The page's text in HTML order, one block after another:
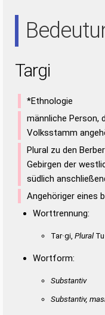
Targi
*Ethnologie
männliche Person,
Volksstamm
Plural zu den
Gebirgen der
südlich
Angehöriger eines
Worttrennung:
Tar·gi, Plural
Wortform:
Substantiv
Substantiv,